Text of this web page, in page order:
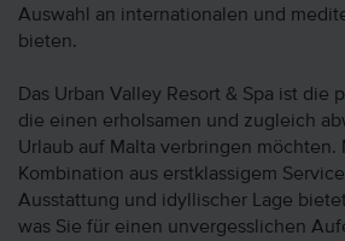
Auswahl an internationalen und
bieten.
Das Urban Valley Resort & Spa ist die
die einen erholsamen und zugleich
Urlaub auf Malta verbringen möchten.
Kombination aus erstklassigem
Ausstattung und idyllischer Lage
was Sie für einen unvergesslichen